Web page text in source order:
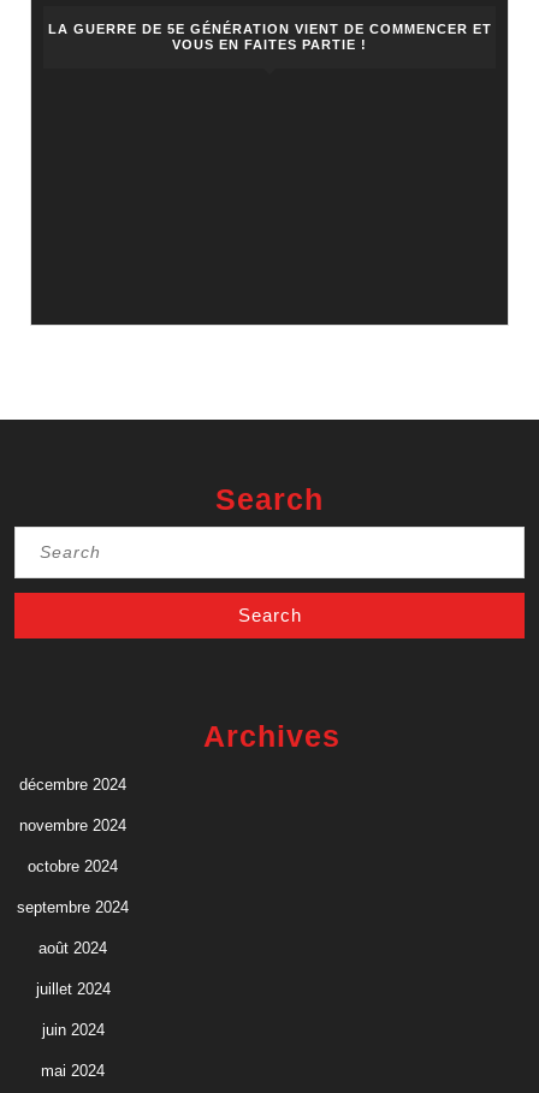
LA GUERRE DE 5E GÉNÉRATION VIENT DE COMMENCER ET
VOUS EN FAITES PARTIE !
Search
Archives
décembre 2024
novembre 2024
octobre 2024
septembre 2024
août 2024
juillet 2024
juin 2024
mai 2024